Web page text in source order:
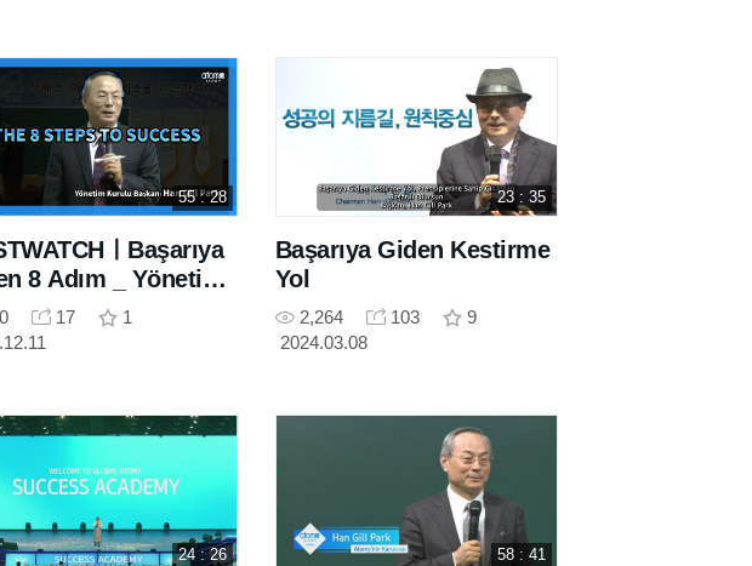
55 : 28
ㅣBaşarıya
8 Adım _ Yönetim
Başkanı Han Gill
17
1
23 : 35
Başarıya Giden Kestirme
Yol
2,264 103
9
2024.03.08
24 : 26 58 : 41